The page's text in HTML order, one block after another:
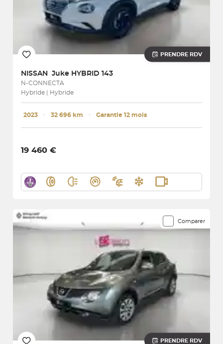
PRENDRE RDV
NISSAN Juke HYBRID 143
N-CONNECTA
Hybride | Hybride
2023 ･ 32 696 km ･ Garantie 12 mois
19 460 €
Comparer
PRENDRE RDV